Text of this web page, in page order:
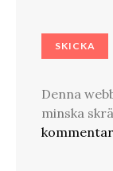
Denna
minska